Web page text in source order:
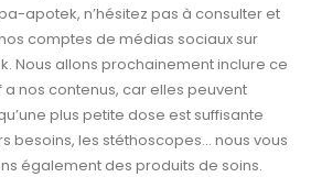
apotek, n’hésitez pas à consulter et
comptes de médias sociaux sur
Nous allons prochainement inclure ce
a nos contenus, car elles peuvent
plus petite dose est suffisante
besoins, les stéthoscopes… nous vous
également des produits de soins.